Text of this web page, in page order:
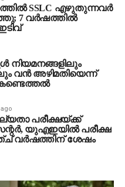
SSLC എഴുതുന്നവര്‍
7 വര്‍ഷത്തില്‍
വന്‍ അഴിമതിയെന്ന്
കണ്ടെത്തല്‍
പരീക്ഷയ്ക്ക്
യുഎഇയിൽ പരീക്ഷ
വർഷത്തിന് ശേഷം